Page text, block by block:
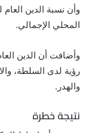
المحلي الإجمالي.
وأضافت أن الدين
رؤية لدى السلطة،
والهدر.
نتيجة خطرة